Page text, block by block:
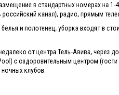
в стандартных номерах на
российский канал), радио, прямым
и полотенец, уборка входят в
от центра Тель-Авива, через
с оздоровительным центром
клубов.